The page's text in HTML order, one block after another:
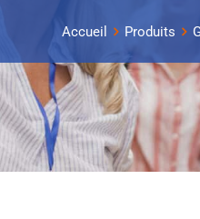
Accueil Produits